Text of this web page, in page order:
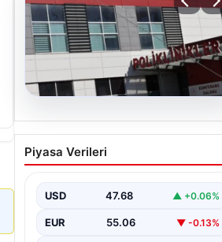
05.08.2026
Osmaniye’de fabrikada
yangın: 2 işçi hayatını
Piyasa Verileri
USD 47.68 ▲ +0.06%
EUR 55.06 ▼ -0.13%